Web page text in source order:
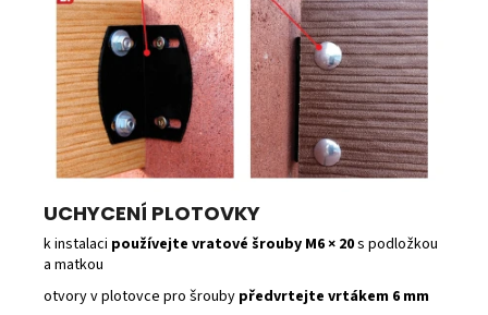
UCHYCENÍ PLOTOVKY
k instalaci používejte vratové šrouby M6 × 20s podložkou
a matkou
otvory v plotovce pro šrouby předvrtejte vrtákem 6 mm